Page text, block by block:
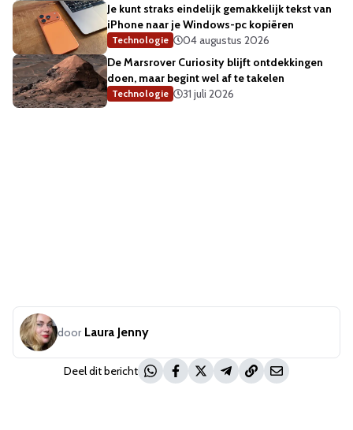
Je kunt straks eindelijk gemakkelijk tekst van
iPhone naar je Windows-pc kopiëren
Technologie
04 augustus 2026
De Marsrover Curiosity blijft ontdekkingen
doen, maar begint wel af te takelen
Technologie 31 juli 2026
door Laura Jenny
Deel dit bericht